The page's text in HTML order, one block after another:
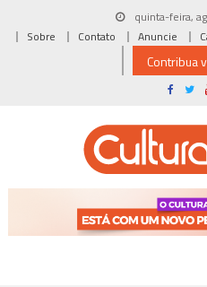
quinta-feira,
Sobre
Contato Anuncie
Contribua